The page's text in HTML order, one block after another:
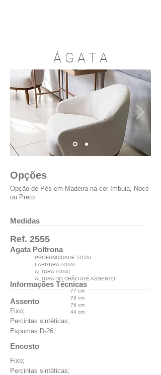
Á G A T A
Opções
Opção de Pés em Madeira na cor Imbuia, Noce
ou Preto
Medidas
Ref. 2555
Agata Poltrona
PROFUNDIDADE TOTAL
LARGURA TOTAL
ALTURA TOTAL
ALTURA DO CHÃO ATÉ ASSENTO
77 cm
76 cm
76 cm
44 cm
Informações Técnicas
Assento
Fixo;
Percintas sintéticas;
Espumas D-26;
Encosto
Fixo;
Percintas sintéticas;